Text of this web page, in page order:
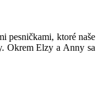
pesničkami, ktoré naše
Okrem Elzy a Anny sa